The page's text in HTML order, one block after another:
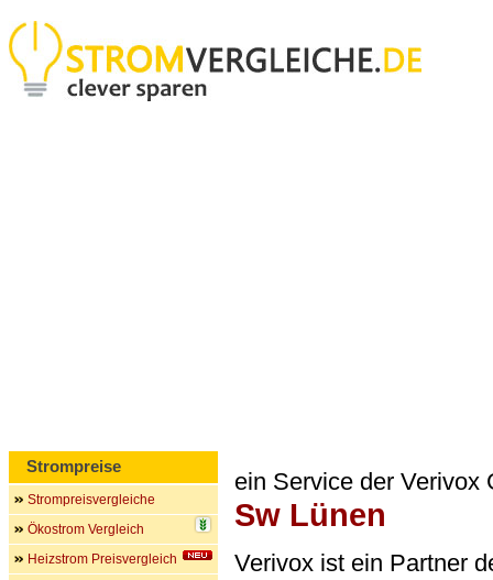
ein Service der Verivox
Sw Lünen
Verivox ist ein Partner
Strompreise
Strompreisvergleiche
Ökostrom Vergleich
Heizstrom Preisvergleich